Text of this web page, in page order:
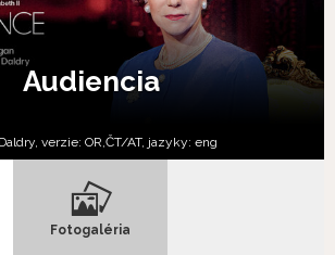
Audiencia
verzie: OR, ČT/AT, jazyky: eng
Fotogaléria